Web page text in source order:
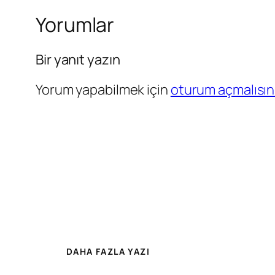
Yorumlar
Bir yanıt yazın
Yorum yapabilmek için oturum
DAHA FAZLA YAZI